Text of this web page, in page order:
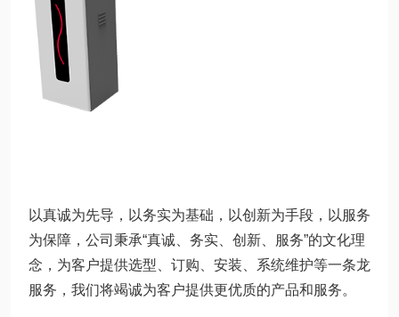
以真诚为先导，以务实为基础，以创新为手段，以服务
为保障，公司秉承“真诚、务实、创新、服务”的文化理
念，为客户提供选型、订购、安装、系统维护等一条龙
服务，我们将竭诚为客户提供更优质的产品和服务。